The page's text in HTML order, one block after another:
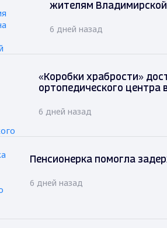
жителям Владимирской
6 дней назад
«Коробки храбрости»
ортопедического центра
6 дней назад
Пенсионерка помогла
6 дней назад